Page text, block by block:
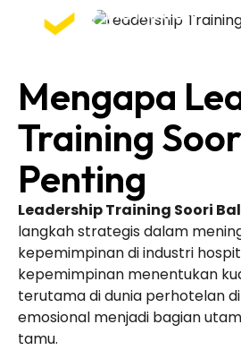
Mengapa
Training
Penting
Leadership Training Soori
langkah strategis dalam
kepemimpinan di industri
kepemimpinan menentukan
terutama di dunia perhotelan
emosional menjadi bagian
tamu.